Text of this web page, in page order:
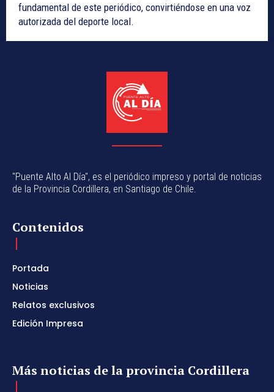
fundamental de este periódico, convirtiéndose en una voz
autorizada del deporte local.
"Puente Alto Al Día", es el periódico impreso y portal de noticias
de la Provincia Cordillera, en Santiago de Chile.
Contenidos
Portada
Noticias
Relatos exclusivos
Edición Impresa
Más noticias de la provincia Cordillera